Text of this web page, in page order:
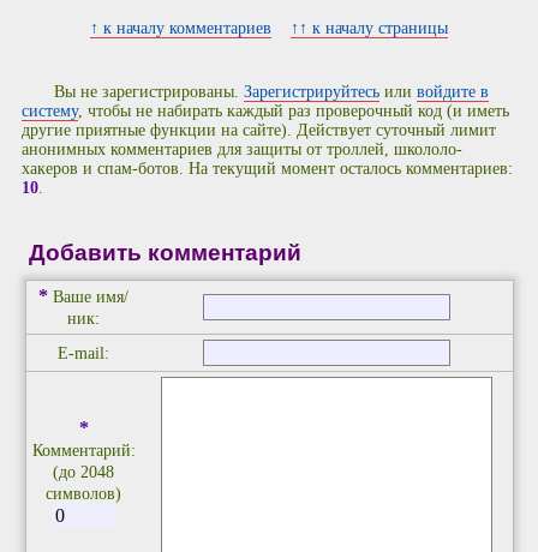
↑ к началу комментариев ↑↑ к началу страницы
Вы не зарегистрированы.Зарегистрируйтесь иливойдите в
систему, чтобы не набирать каждый раз проверочный код (и иметь
другие приятные функции на сайте). Действует суточный лимит
анонимных комментариев для защиты от троллей, школоло-
хакеров и спам-ботов. На текущий момент осталось комментариев:
10.
Добавить комментарий
* Ваше имя/
ник:
E-mail:
*
Комментарий:
(до 2048
символов)